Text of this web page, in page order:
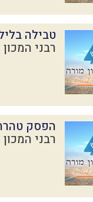
טבילה
רבני המכון
הפסק
רבני המכון